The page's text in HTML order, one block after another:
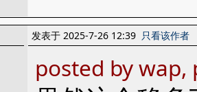
发表于 2025-7-26 12:39 只看该作者
posted by